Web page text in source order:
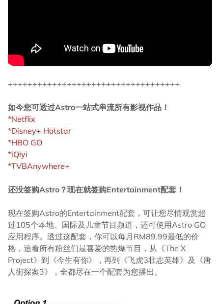
+++++++++++++++++++++++++++++++++++
如今您可透过Astro一站式串流所有影视作品！
*Netflix
*Disney+ Hotstar
*HBO GO
*iQiyi
*TVBAnywhere+
还没签购Astro？现在就签购Entertainment配套！
现在签购Astro的Entertainment配套，可让您尽情观赏超
过105个本地、国际及儿童节目频道，还可使用Astro GO
应用程序。透过这配套，你可以每月RM89.99最低的价
格，追看所有粉丝们最喜爱的热爆节目，从《The X
Project》到《今生有你》，再到《飞虎3壮志英雄》及《唐
人街探案3》，全都尽在一个配套为您播出。